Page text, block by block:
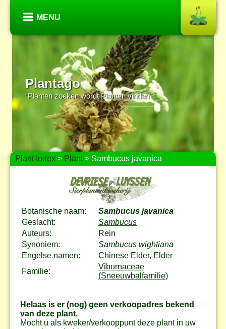
MENU
Plantago
“Planten zoeken wordt Planten vinden”
Plant Index > Plant> Sambucus javanica
Botanische naam:
Sambucus javanica
Geslacht:
Sambucus
Auteurs:
Rein
Synoniem:
Sambucus wightiana
Engelse namen:
Chinese Elder, Elder
Familie:
Viburnaceae
(Sneeuwbalfamilie)
Helaas is er (nog) geen verkoopadres bekend
van deze plant.
Mocht u als kweker/verkooppunt deze plant in uw